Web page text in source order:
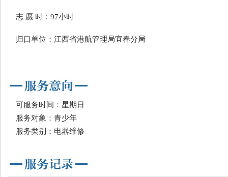
志 愿 时：97小时
归口单位：江西省港航管理局宜春分局
可服务时间：星期日
服务对象：青少年
服务类别：电器维修